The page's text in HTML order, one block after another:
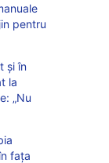
pentru
și în
la
„Nu
fața